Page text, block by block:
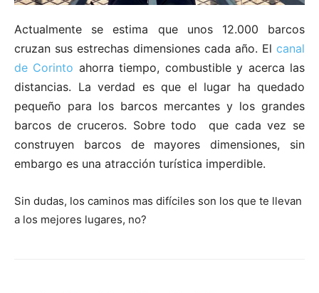
Actualmente se estima que unos 12.000 barcos
cruzan sus estrechas dimensiones cada año. El canal
de Corinto ahorra tiempo, combustible y acerca las
distancias. La verdad es que el lugar ha quedado
pequeño para los barcos mercantes y los grandes
barcos de cruceros. Sobre todo que cada vez se
construyen barcos de mayores dimensiones, sin
embargo es una atracción turística imperdible.
Sin dudas, los caminos mas difíciles son los que te llevan
a los mejores lugares, no?